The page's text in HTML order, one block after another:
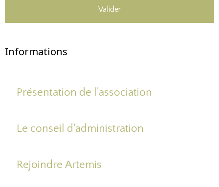
Valider
Informations
Présentation de l'association
Le conseil d'administration
Rejoindre Artemis